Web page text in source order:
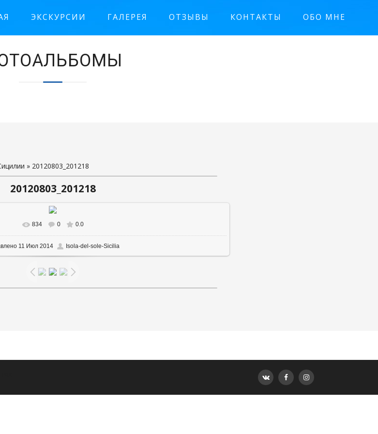
ЭКСКУРСИИ ГАЛЕРЕЯ ОТЗЫВЫ КОНТАКТЫ ОБО МНЕ
» 20120803_201218
20120803_201218
В реальном размере 1600x1200
834 0 0.0
11 Июл 2014 Isola-del-sole-Sicilia